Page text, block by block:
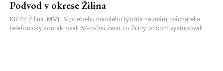
Podvod v okrese Žilina
KR PZ Žilina |MM| V priebehu minulého týždňa neznámi páchatelia
telefonicky kontaktovali 52-ročnú ženu zo Žiliny, pričom vystupovali...